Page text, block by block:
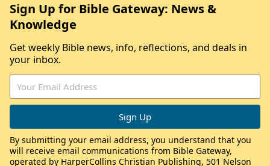
Sign Up for Bible Gateway: News &
Knowledge
Get weekly Bible news, info, reflections, and deals in
your inbox.
By submitting your email address, you understand that you
will receive email communications from Bible Gateway,
operated by HarperCollins Christian Publishing, 501 Nelson